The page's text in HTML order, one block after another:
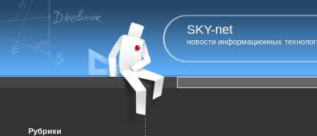
SKY-net
новости информационных
Рубрики